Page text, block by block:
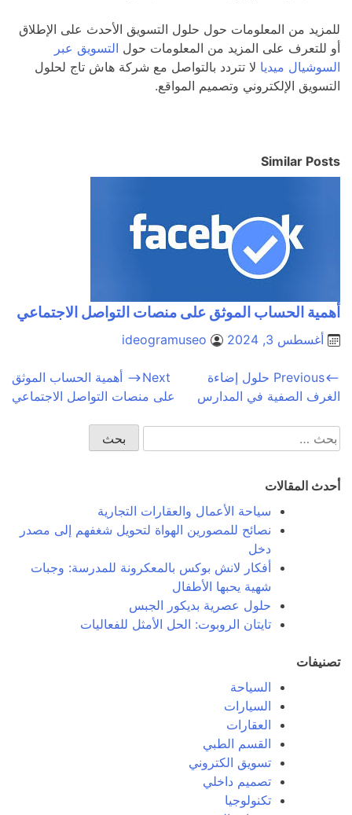
للمزيد من المعلومات حول حلول التسويق الأحدث على الإطلاق
أو للتعرف على المزيد من المعلومات حول التسويق عبر
السوشيال ميديا لا تتردد بالتواصل مع شركة هاش تاج لحلول
التسويق الإلكتروني وتصميم المواقع.
Similar Posts
أهمية الحساب الموثق على منصات التواصل الاجتماعي
أغسطس 3, 2024 ideogramuseo
تصفّح
المقالات
Previous حلول إضاءة
الغرف الصفية في المدارس
Next
أهمية الحساب الموثق
على منصات التواصل الاجتماعي
البحث
عن:
أحدث المقالات
سياحة الأعمال والعقارات التجارية
نصائح للمصورين الهواة لتحويل شغفهم إلى مصدر
دخل
أفكار لانش بوكس بالمعكرونة للمدرسة: وجبات
شهية يحبها الأطفال
حلول عصرية بديكور الجبس
تايتان الروبوت: الحل الأمثل للفعاليات
تصنيفات
السياحة
السيارات
العقارات
القسم الطبي
تسويق الكتروني
تصميم داخلي
تكنولوجيا